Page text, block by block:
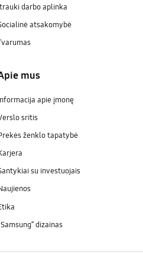
darbo aplinka
atsakomybė
mus
apie įmonę
sritis
ženklo tapatybė
su investuojais
dizainas